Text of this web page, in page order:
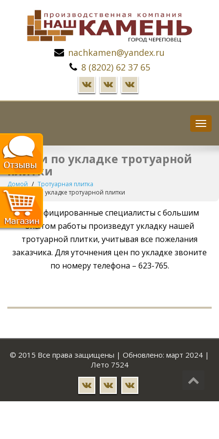
nachkamen@yandex.ru
8 (8202) 62 37 65
Услуги по укладке тротуарной
плитки
Домой
Тротуарная плитка
Услуги по укладке тротуарной плитки
Квалифицированные специалисты с большим
опытом работы произведут укладку нашей
тротуарной плитки, учитывая все пожелания
заказчика. Для уточнения цен по укладке звоните
по номеру телефона – 623-765.
© 2015 Все права защищены | Обновлено: март 2024 |
Лето 7524